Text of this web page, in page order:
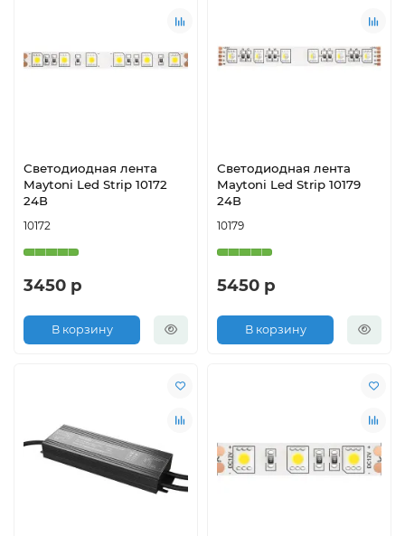
Светодиодная лента
Maytoni Led Strip 10172
24В
10172
3450 р
В корзину
Светодиодная лента
Maytoni Led Strip 10179
24В
10179
5450 р
В корзину